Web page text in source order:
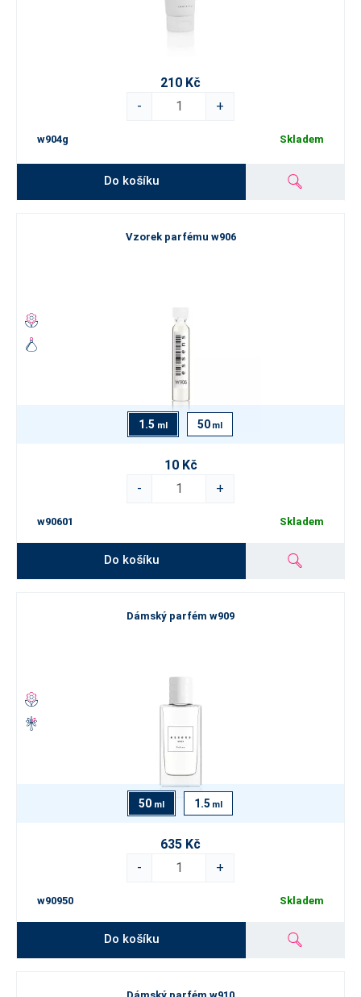
210 Kč
-
+
w904g Skladem
Do košíku
Vzorek parfému w906
1.5 ml 50 ml
10 Kč
-
+
w90601 Skladem
Do košíku
Dámský parfém w909
50 ml 1.5 ml
635 Kč
-
+
w90950 Skladem
Do košíku